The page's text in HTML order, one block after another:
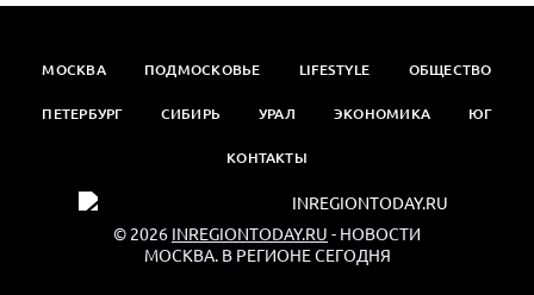
МОСКВА ПОДМОСКОВЬЕ LIFESTYLE ОБЩЕСТВО
ПЕТЕРБУРГ СИБИРЬ УРАЛ ЭКОНОМИКА ЮГ
КОНТАКТЫ
© 2026 INREGIONTODAY.RU - НОВОСТИ
МОСКВА. В РЕГИОНЕ СЕГОДНЯ